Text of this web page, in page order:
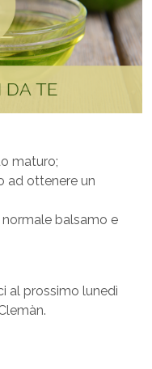
maturo;
ad ottenere un
balsamo e
al prossimo lunedì